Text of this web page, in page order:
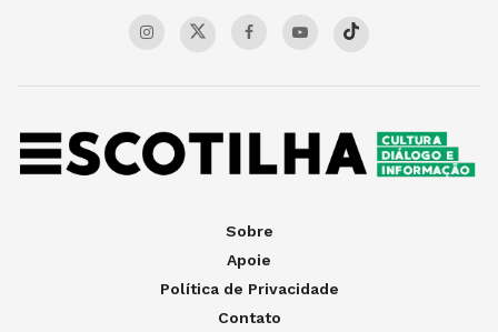
Sobre
Apoie
Política de Privacidade
Contato